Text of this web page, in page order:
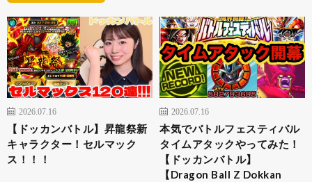
2026.07.16
【ドッカンバトル】昇龍祭新
キャラクター！セルマック
ス！！！
2026.07.16
本気でバトルフェスティバル
タイムアタックやってみた！
【ドッカンバトル】
【Dragon Ball Z Dokkan